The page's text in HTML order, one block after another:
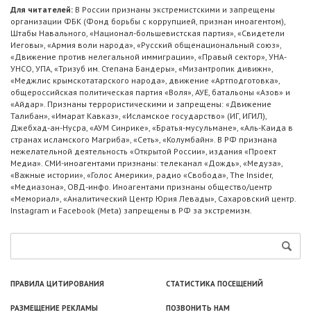
Для читателей: В России признаны экстремистскими и запрещены
организации ФБК (Фонд борьбы с коррупцией, признан иноагентом),
Штабы Навального, «Национал-большевистская партия», «Свидетели
Иеговы», «Армия воли народа», «Русский общенациональный союз»,
«Движение против нелегальной иммиграции», «Правый сектор», УНА-
УНСО, УПА, «Тризуб им. Степана Бандеры», «Мизантропик дивижн»,
«Меджлис крымскотатарского народа», движение «Артподготовка»,
общероссийская политическая партия «Воля», АУЕ, батальоны «Азов» и
«Айдар». Признаны террористическими и запрещены: «Движение
Талибан», «Имарат Кавказ», «Исламское государство» (ИГ, ИГИЛ),
Джебхад-ан-Нусра, «АУМ Синрике», «Братья-мусульмане», «Аль-Каида в
странах исламского Магриба», «Сеть», «Колумбайн». В РФ признана
нежелательной деятельность «Открытой России», издания «Проект
Медиа». СМИ-иноагентами признаны: телеканал «Дождь», «Медуза»,
«Важные истории», «Голос Америки», радио «Свобода», The Insider,
«Медиазона», ОВД-инфо. Иноагентами признаны общество/центр
«Мемориал», «Аналитический Центр Юрия Левады», Сахаровский центр.
Instagram и Facebook (Metа) запрещены в РФ за экстремизм.
ПРАВИЛА ЦИТИРОВАНИЯ СТАТИСТИКА ПОСЕЩЕНИЙ
РАЗМЕЩЕНИЕ РЕКЛАМЫ ПОЗВОНИТЬ НАМ